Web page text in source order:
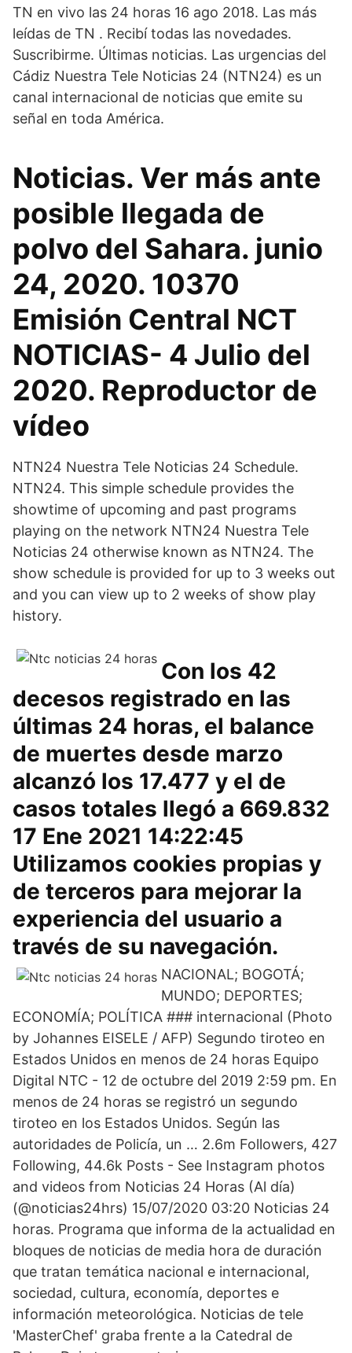
TN en vivo las 24 horas 16 ago 2018. Las más
leídas de TN . Recibí todas las novedades.
Suscribirme. Últimas noticias. Las urgencias del
Cádiz Nuestra Tele Noticias 24 (NTN24) es un
canal internacional de noticias que emite su
señal en toda América.
Noticias. Ver más ante
posible llegada de
polvo del Sahara. junio
24, 2020. 10370
Emisión Central NCT
NOTICIAS- 4 Julio del
2020. Reproductor de
vídeo
NTN24 Nuestra Tele Noticias 24 Schedule.
NTN24. This simple schedule provides the
showtime of upcoming and past programs
playing on the network NTN24 Nuestra Tele
Noticias 24 otherwise known as NTN24. The
show schedule is provided for up to 3 weeks out
and you can view up to 2 weeks of show play
history.
Con los 42
decesos registrado en las
últimas 24 horas, el balance
de muertes desde marzo
alcanzó los 17.477 y el de
casos totales llegó a 669.832
17 Ene 2021 14:22:45
Utilizamos cookies propias y
de terceros para mejorar la
experiencia del usuario a
través de su navegación.
NACIONAL; BOGOTÁ;
MUNDO; DEPORTES;
ECONOMÍA; POLÍTICA ### internacional (Photo
by Johannes EISELE / AFP) Segundo tiroteo en
Estados Unidos en menos de 24 horas Equipo
Digital NTC - 12 de octubre del 2019 2:59 pm. En
menos de 24 horas se registró un segundo
tiroteo en los Estados Unidos. Según las
autoridades de Policía, un … 2.6m Followers, 427
Following, 44.6k Posts - See Instagram photos
and videos from Noticias 24 Horas (Al día)
(@noticias24hrs) 15/07/2020 03:20 Noticias 24
horas. Programa que informa de la actualidad en
bloques de noticias de media hora de duración
que tratan temática nacional e internacional,
sociedad, cultura, economía, deportes e
información meteorológica. Noticias de tele
'MasterChef' graba frente a la Catedral de